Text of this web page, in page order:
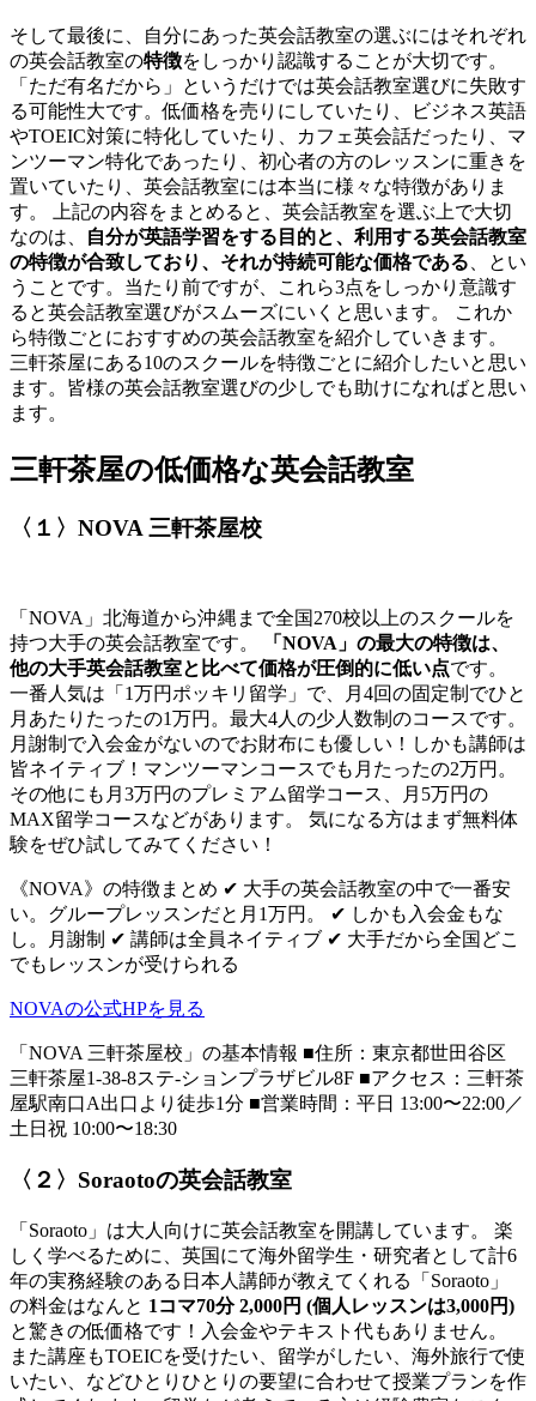
そして最後に、自分にあった英会話教室の選ぶにはそれぞれ
の英会話教室の特徴をしっかり認識することが大切です。
「ただ有名だから」というだけでは英会話教室選びに失敗す
る可能性大です。低価格を売りにしていたり、ビジネス英語
やTOEIC対策に特化していたり、カフェ英会話だったり、マ
ンツーマン特化であったり、初心者の方のレッスンに重きを
置いていたり、英会話教室には本当に様々な特徴がありま
す。 上記の内容をまとめると、英会話教室を選ぶ上で大切
なのは、
自分が英語学習をする目的と、利用する英会話教室
の特徴が合致しており、それが持続可能な価格である 、とい
うことです。当たり前ですが、これら3点をしっかり意識す
ると英会話教室選びがスムーズにいくと思います。 これか
ら特徴ごとにおすすめの英会話教室を紹介していきます。
三軒茶屋にある10のスクールを特徴ごとに紹介したいと思い
ます。皆様の英会話教室選びの少しでも助けになればと思い
ます。
三軒茶屋の低価格な英会話教室
〈１〉NOVA 三軒茶屋校
「NOVA」北海道から沖縄まで全国270校以上のスクールを
持つ大手の英会話教室です。
「NOVA」の最大の特徴は、
他の大手英会話教室と比べて価格が圧倒的に低い点です。
一番人気は「1万円ポッキリ留学」で、月4回の固定制でひと
月あたりたったの1万円。最大4人の少人数制のコースです。
月謝制で入会金がないのでお財布にも優しい！しかも講師は
皆ネイティブ！マンツーマンコースでも月たったの2万円。
その他にも月3万円のプレミアム留学コース、月5万円の
MAX留学コースなどがあります。 気になる方はまず無料体
験をぜひ試してみてください！
《NOVA》の特徴まとめ ✔ 大手の英会話教室の中で一番安
い。グループレッスンだと月1万円。 ✔ しかも入会金もな
し。月謝制 ✔ 講師は全員ネイティブ ✔ 大手だから全国どこ
でもレッスンが受けられる
NOVAの公式HPを見る
「NOVA 三軒茶屋校」の基本情報 ■住所：東京都世田谷区
三軒茶屋1-38-8ステ-ションプラザビル8F ■アクセス：三軒茶
屋駅南口A出口より徒歩1分 ■営業時間：平日 13:00〜22:00／
土日祝 10:00〜18:30
〈２〉Soraotoの英会話教室
「Soraoto」は大人向けに英会話教室を開講しています。 楽
しく学べるために、英国にて海外留学生・研究者として計6
年の実務経験のある日本人講師が教えてくれる「Soraoto」
の料金はなんと 1コマ70分 2,000円 (個人レッスンは3,000円)
と驚きの低価格です！入会金やテキスト代もありません。
また講座もTOEICを受けたい、留学がしたい、海外旅行で使
いたい、などひとりひとりの要望に合わせて授業プランを作